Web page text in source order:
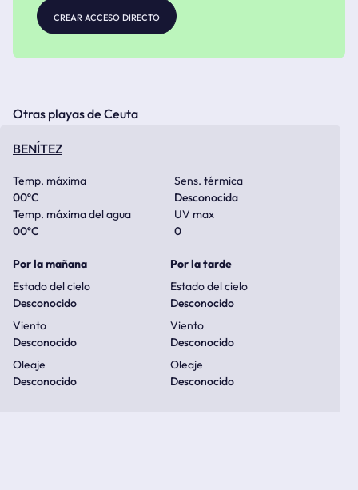
crear acceso directo
Otras playas de Ceuta
BENÍTEZ
Temp. máxima
00ºC
Sens. térmica
Desconocida
Temp. máxima del agua
00ºC
UV max
0
Por la mañana
Estado del cielo
Desconocido
Viento
Desconocido
Oleaje
Desconocido
Por la tarde
Estado del cielo
Desconocido
Viento
Desconocido
Oleaje
Desconocido